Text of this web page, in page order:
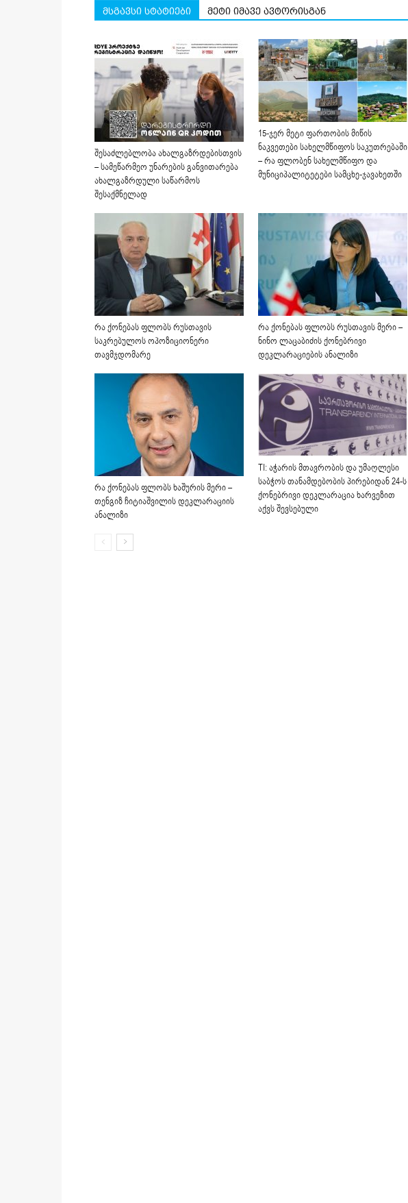
მსგავსი სტატიები მეტი იმავე ავტორისგან
შესაძლებლობა ახალგაზრდებისთვის
– სამეწარმეო უნარების განვითარება
ახალგაზრდული საწარმოს
შესაქმნელად
15-ჯერ მეტი ფართობის მიწის
ნაკვეთები სახელმწიფოს საკუთრებაში
– რა ფლობენ სახელმწიფო და
მუნიციპალიტეტები სამცხე-ჯავახეთში
რა ქონებას ფლობს რუსთავის
საკრებულოს ოპოზიციონერი
თავმჯდომარე
რა ქონებას ფლობს რუსთავის მერი –
ნინო ლაცაბიძის ქონებრივი
დეკლარაციების ანალიზი
რა ქონებას ფლობს ხაშურის მერი –
თენგიზ ჩიტიაშვილის დეკლარაციის
ანალიზი
TI: აჭარის მთავრობის და უმაღლესი
საბჭოს თანამდებობის პირებიდან 24-ს
ქონებრივი დეკლარაცია ხარვეზით
აქვს შევსებული